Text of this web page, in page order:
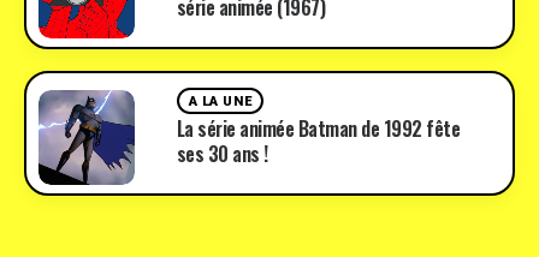
série animée (1967)
A LA UNE
La série animée Batman de 1992 fête
ses 30 ans !